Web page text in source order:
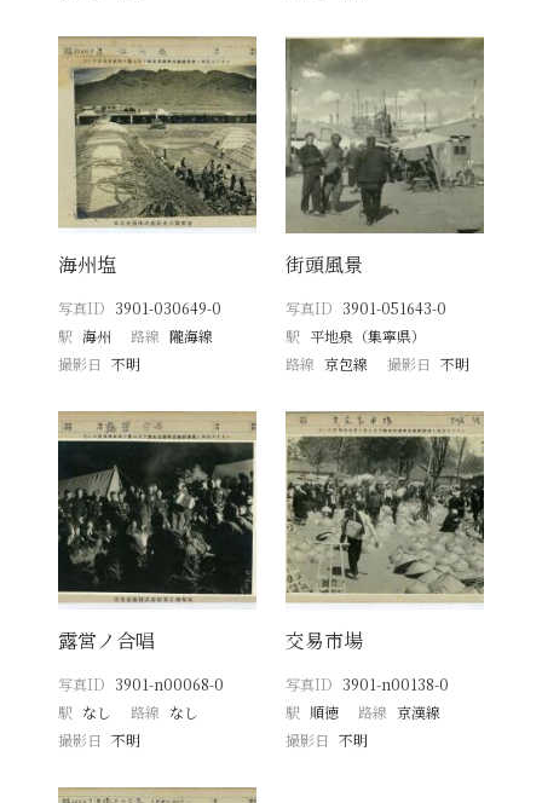
海州塩
写真ID 3901-030649-0
駅 海州 路線 隴海線
撮影日
不明
街頭風景
写真ID 3901-051643-0
駅 平地泉（集寧県）
路線 京包線 撮影日 不明
露営ノ合唱
写真ID 3901-n00068-0
駅 なし 路線 なし
撮影日
不明
交易市場
写真ID 3901-n00138-0
駅 順徳 路線 京漢線
撮影日 不明